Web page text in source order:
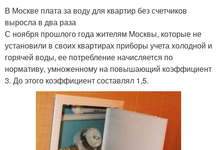
В Москве плата за воду для квартир без счетчиков
выросла в два раза
С ноября прошлого года жителям Москвы, которые не
установили в своих квартирах приборы учета холодной и
горячей воды, ее потребление начисляется по
нормативу, умноженному на повышающий коэффициент
3. До этого коэффициент составлял 1,5.